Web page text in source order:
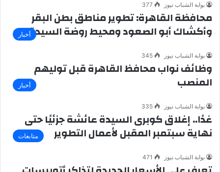
بوابة الشباب نيوز 377
محافظة القاهرة: تطوير مناطق بطن البقر
وأكشاك أبو الصعود ومحيط روضة السيدةأخبار
بوابة الشباب نيوز 345
وظائف نواب محافظ القاهرة قبل توليهم
المنصب أخبار
بوابة الشباب نيوز 335
غدًا.. إغلاق كوبرى السيدة عائشة جزئيًا حتى
نهاية سبتمبر المقبل لأعمال التطوير متابعات
بوابة الشباب نيوز 471